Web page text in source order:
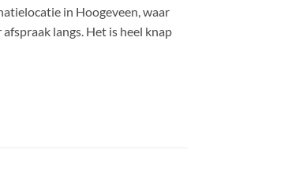
in Hoogeveen, waar
langs. Het is heel knap